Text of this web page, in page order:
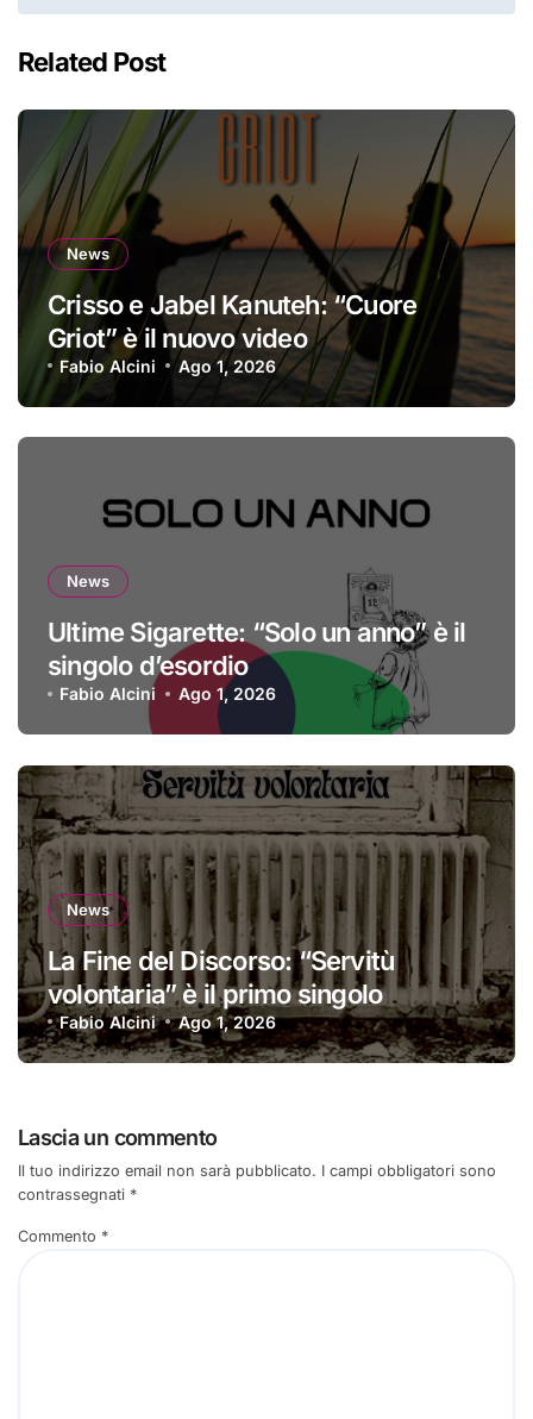
Related Post
News
Crisso e Jabel Kanuteh: “Cuore
Griot” è il nuovo video
Fabio Alcini Ago 1, 2026
News
Ultime Sigarette: “Solo un anno” è il
singolo d’esordio
Fabio Alcini Ago 1, 2026
News
La Fine del Discorso: “Servitù
volontaria” è il primo singolo
Fabio Alcini Ago 1, 2026
Lascia un commento
Il tuo indirizzo email non sarà pubblicato. I campi obbligatori sono
contrassegnati *
Commento *